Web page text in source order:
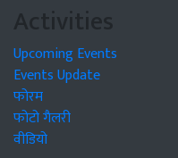
Activities
Upcoming Events
Events Update
फोरम
फोटो गैलरी
वीडियो